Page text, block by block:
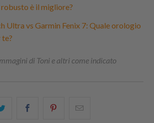
è il migliore?
Ultra vs Garmin Fenix 7: Quale orologio
di Toni e altri come indicato
Condividi Share
Condividi